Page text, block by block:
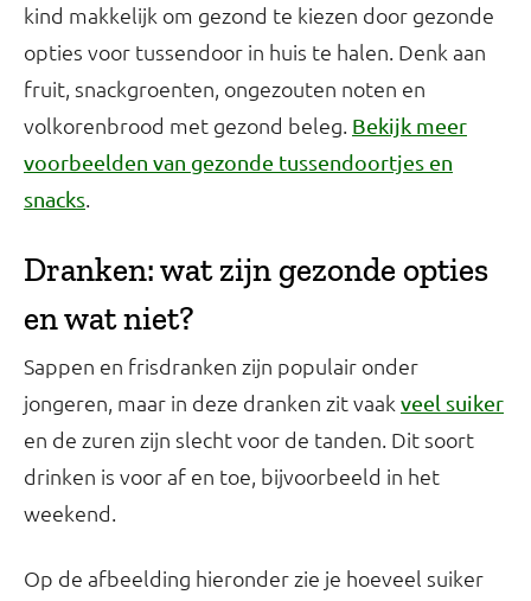
kind makkelijk om gezond te kiezen door gezonde
opties voor tussendoor in huis te halen. Denk aan
fruit, snackgroenten, ongezouten noten en
volkorenbrood met gezond beleg. Bekijk meer
voorbeelden van gezonde tussendoortjes en
snacks.
Dranken: wat zijn gezonde opties
en wat niet?
Sappen en frisdranken zijn populair onder
jongeren, maar in deze dranken zit vaak veel suiker
en de zuren zijn slecht voor de tanden. Dit soort
drinken is voor af en toe, bijvoorbeeld in het
weekend.
Op de afbeelding hieronder zie je hoeveel suiker